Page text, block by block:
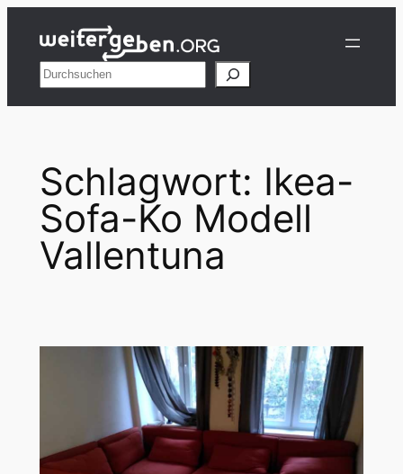
Inhalt
springenSuchen
Schlagwort: Ikea-
Sofa-Ko Modell
Vallentuna